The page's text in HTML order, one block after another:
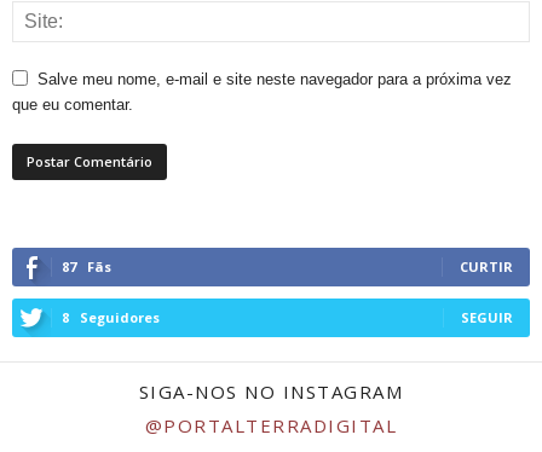
Salve meu nome, e-mail e site neste navegador para a próxima vez
que eu comentar.
87 Fãs CURTIR
8 Seguidores SEGUIR
SIGA-NOS NO INSTAGRAM
@PORTALTERRADIGITAL